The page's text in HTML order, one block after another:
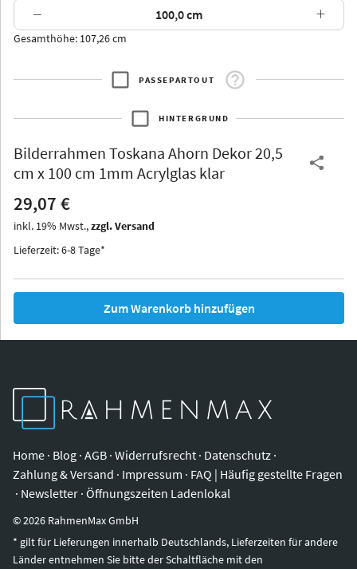
Thurgau
Iowa
− +
Gesamthöhe: 107,26 cm
PASSEPARTOUT
HINTERGRUND
Bilderrahmen Toskana Ahorn Dekor 20,5
cm x 100 cm 1mm Acrylglas klar
29,07 €
inkl. 19% Mwst.,zzgl. Versand
Lieferzeit: 6-8 Tage*
Zum Warenkorb hinzufügen
Home · Blog · AGB · Widerrufsrecht · Datenschutz ·
Zahlung & Versand · Impressum · FAQ | Häufig gestellte Fragen
· Newsletter · Öffnungszeiten Ladenlokal
©2026 RahmenMax GmbH
* gilt für Lieferungen innerhalb Deutschlands, Lieferzeiten für andere
Länder entnehmen Sie bitte der Schaltfläche mit den